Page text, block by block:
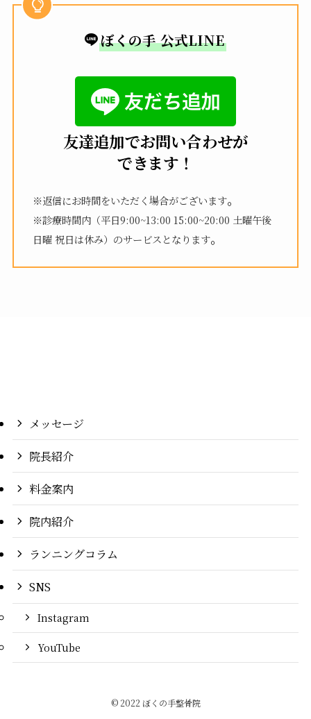
ぼくの手 公式LINE
友達追加でお問い合わせが
できます！
※返信にお時間をいただく場合がございます。
※診療時間内（平日9:00~13:00 15:00~20:00 土曜午後
日曜 祝日は休み）のサービスとなります。
メッセージ
院長紹介
料金案内
院内紹介
ランニングコラム
SNS
Instagram
YouTube
©2022 ぼくの手整骨院